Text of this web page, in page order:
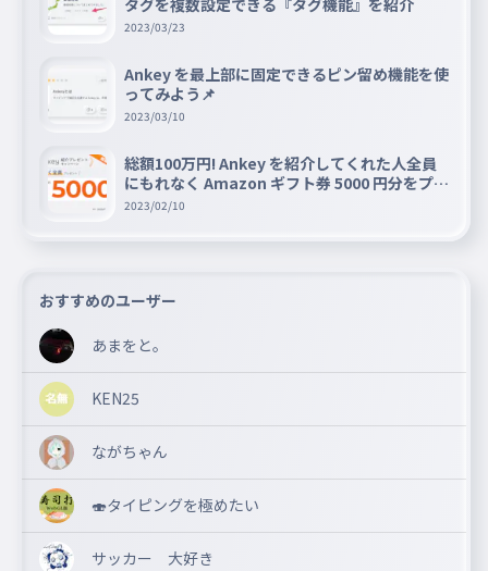
2023/03/23
Ankey を最上部に固定できるピン留め機能を使
ってみよう📌
2023/03/10
総額100万円! Ankey を紹介してくれた人全員
にもれなく Amazon ギフト券 5000 円分をプレ
ゼントキャンペーン!!
2023/02/10
おすすめのユーザー
あまをと。
KEN25
ながちゃん
🍣タイピングを極めたい
サッカー 大好き